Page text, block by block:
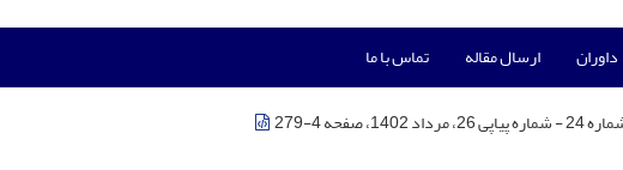
داوران ارسال مقاله تماس با ما